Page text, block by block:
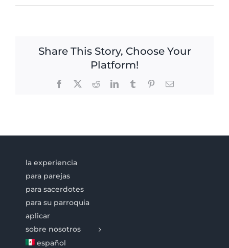
Share This Story, Choose Your
Platform!
Facebook RedditLinkedInTumblr PinterestEmail
la experiencia
para parejas
para sacerdotes
para su parroquia
aplicar
sobre nosotros
español